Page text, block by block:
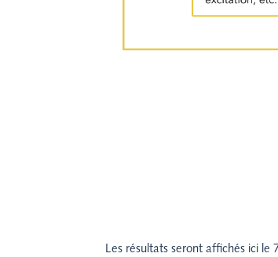
Les résultats seront affichés ici le